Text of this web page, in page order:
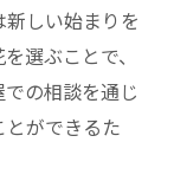
しい始まりを
選ぶことで、
の相談を通じ
ができるた